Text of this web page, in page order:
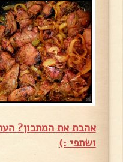
אהבת את המתכון?
ושתפי :)